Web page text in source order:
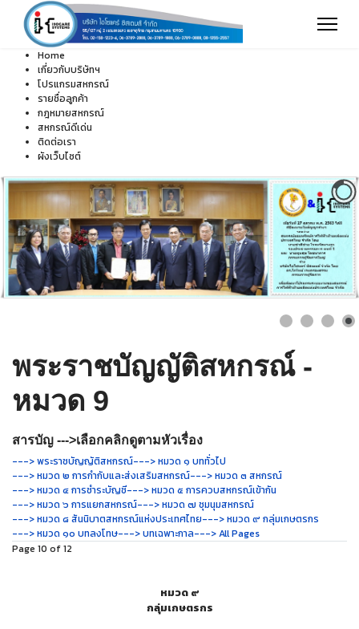
Home
เกี่ยวกับบริษัทฯ
โปรแกรมสหกรณ์
รายชื่อลูกค้า
กฎหมายสหกรณ์
สหกรณ์ดีเด่น
ติดต่อเรา
ผังเว็บไซต์
พระราชบัญญัติสหกรณ์ -
หมวด 9
สารบัญ --->เลือกคลิกดูตามหัวเรื่อง
---> พระราชบัญญัติสหกรณ์---> หมวด ๑ บททั่วไป
---> หมวด ๒ การกำกับและส่งเสริมสหกรณ์---> หมวด ๓ สหกรณ์
---> หมวด ๔ การชำระบัญชี---> หมวด ๕ การควบสหกรณ์เข้ากัน
---> หมวด ๖ การแยกสหกรณ์---> หมวด ๗ ชุมนุมสหกรณ์
---> หมวด ๘ สันนิบาตสหกรณ์แห่งประเทศไทย---> หมวด ๙ กลุ่มเกษตรกร
---> หมวด ๑๐ บทลงโทษ---> บทเฉพาะกาล---> All Pages
Page 10 of 12
หมวด ๙
กลุ่มเกษตรกร